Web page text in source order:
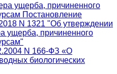
ущерба, причиненного
Постановление
N 1321 "Об утверждении
ущерба, причиненного
N 166-ФЗ «О
биологических